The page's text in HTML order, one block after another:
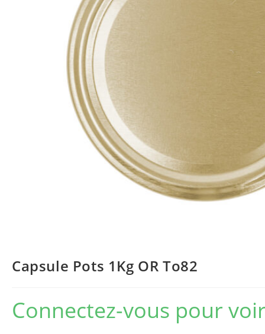
Capsule Pots 1Kg OR To82
Connectez-vous pour